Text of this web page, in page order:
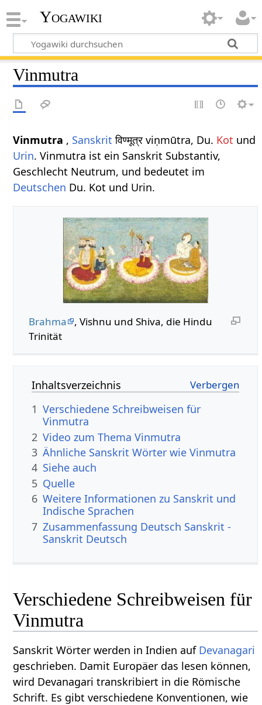
Yogawiki
Vinmutra
Vinmutra , Sanskrit विण्मूत्र viṇmūtra, Du. Kot und
Urin. Vinmutra ist ein Sanskrit Substantiv,
Geschlecht Neutrum, und bedeutet im
Deutschen Du. Kot und Urin.
Brahma
, Vishnu und Shiva, die Hindu
Trinität
Inhaltsverzeichnis
1 Verschiedene Schreibweisen für
Vinmutra
2 Video zum Thema Vinmutra
3 Ähnliche Sanskrit Wörter wie Vinmutra
4 Siehe auch
5 Quelle
6 Weitere Informationen zu Sanskrit und
Indische Sprachen
7 Zusammenfassung Deutsch Sanskrit -
Sanskrit Deutsch
Verschiedene Schreibweisen für
Vinmutra
Sanskrit Wörter werden in Indien auf Devanagari
geschrieben. Damit Europäer das lesen können,
wird Devanagari transkribiert in die Römische
Schrift. Es gibt verschiedene Konventionen, wie